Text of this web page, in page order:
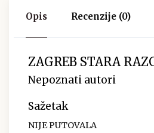
Opis Recenzije (0)
ZAGREB STARA
Nepoznati autori
Sažetak
NIJE PUTOVALA